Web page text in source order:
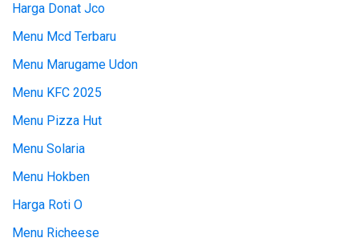
Harga Donat Jco
Menu Mcd Terbaru
Menu Marugame Udon
Menu KFC 2025
Menu Pizza Hut
Menu Solaria
Menu Hokben
Harga Roti O
Menu Richeese